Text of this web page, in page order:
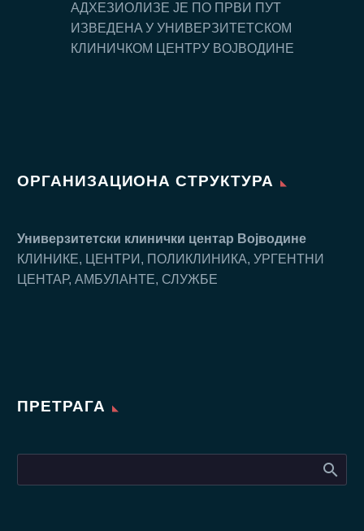
AДХEЗИOЛИЗE JE ПO ПРВИ ПУT
ИЗВEДEНA У УНИВEРЗИTETСКOM
КЛИНИЧКOM ЦEНTРУ ВOJВOДИНE
ОРГАНИЗАЦИОНА СТРУКТУРА
Универзитетски клинички центар Воjводине
КЛИНИКЕ, ЦЕНТРИ, ПОЛИКЛИНИКА, УРГЕНТНИ
ЦЕНТАР, АМБУЛАНТЕ, СЛУЖБЕ
ПРЕТРАГА